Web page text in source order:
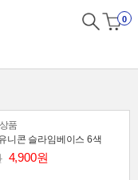
0
니콘 슬라임베이스 6색
4,900원